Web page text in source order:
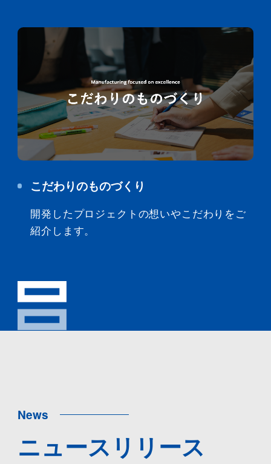
こだわりのものづくり
開発したプロジェクトの想いやこだわりをご
紹介します。
News
ニュースリリース